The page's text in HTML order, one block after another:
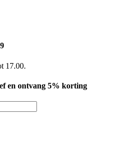
17.00.
en ontvang 5% korting